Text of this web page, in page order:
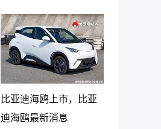
豹纯电动报价20.98万起
比亚迪海鸥上市，比亚
迪海鸥最新消息